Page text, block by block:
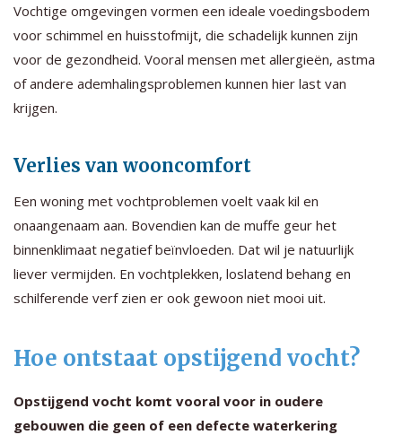
Vochtige omgevingen vormen een ideale voedingsbodem
voor schimmel en huisstofmijt, die schadelijk kunnen zijn
voor de gezondheid. Vooral mensen met allergieën, astma
of andere ademhalingsproblemen kunnen hier last van
krijgen.
Verlies van wooncomfort
Een woning met vochtproblemen voelt vaak kil en
onaangenaam aan. Bovendien kan de muffe geur het
binnenklimaat negatief beïnvloeden. Dat wil je natuurlijk
liever vermijden. En vochtplekken, loslatend behang en
schilferende verf zien er ook gewoon niet mooi uit.
Hoe ontstaat opstijgend vocht?
Opstijgend vocht komt vooral voor in oudere
gebouwen die geen of een defecte waterkering